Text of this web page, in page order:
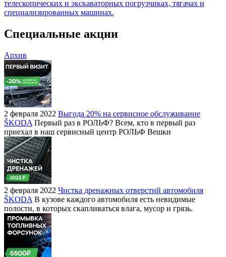
телескопических и экскаваторных погрузчиках, тягачах и
специализированных машинах.
Специальные акции
Архив
2 февраля 2022 Выгода 20% на сервисное обслуживание
ŠKODA Первый раз в РОЛЬФ? Всем, кто в первый раз
приехал в наш сервисный центр РОЛЬФ Вешки
2 февраля 2022 Чистка дренажных отверстий автомобиля
ŠKODA В кузове каждого автомобиля есть невидимые
полости, в которых скапливаться влага, мусор и грязь.